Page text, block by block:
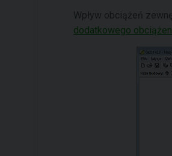
Wpływ obciążeń
dodatkowego